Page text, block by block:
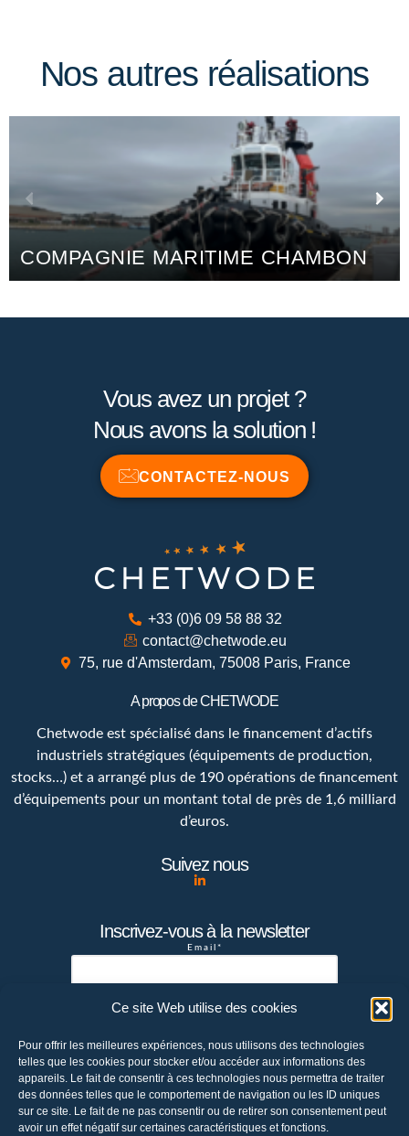
Ce site Web utilise des cookies
Pour offrir les meilleures expériences, nous utilisons des technologies
telles que les cookies pour stocker et/ou accéder aux informations des
appareils. Le fait de consentir à ces technologies nous permettra de traiter
des données telles que le comportement de navigation ou les ID uniques
sur ce site. Le fait de ne pas consentir ou de retirer son consentement peut
avoir un effet négatif sur certaines caractéristiques et fonctions.
Nos autres réalisations
COMPAGNIE MARITIME CHAMBON
Vous avez un projet ?
Nous avons la solution !
CONTACTEZ-NOUS
+33 (0)6 09 58 88 32
contact@chetwode.eu
75, rue d'Amsterdam, 75008 Paris, France
A propos de CHETWODE
Chetwode est spécialisé dans le financement d’actifs
industriels stratégiques (équipements de production,
stocks…) et a arrangé plus de 190 opérations de financement
d’équipements pour un montant total de près de 1,6 milliard
d’euros.
Suivez nous
Inscrivez-vous à la newsletter
Email*
uniquement utilisée pour vous envoyer la
newsletter de la société Chetwode. Vous
pouvez à tout moment utiliser le lien de
désabonnement intégré dans la newsletter